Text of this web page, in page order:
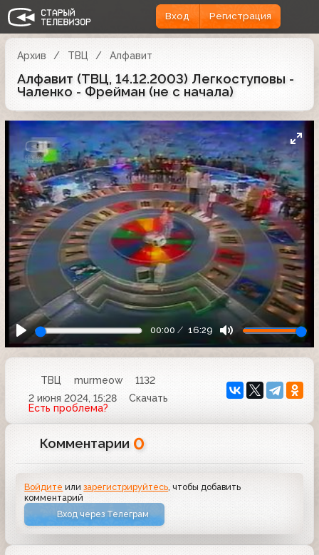
Вход Регистрация
Архив ТВЦ Алфавит
Алфавит (ТВЦ, 14.12.2003) Легкоступовы -
Чаленко - Фрейман (не с начала)
00:00 16:29
ТВЦ murmeow
1132
2 июня 2024, 15:28
Скачать
Есть проблема?
Комментарии 0
Войдите илизарегистрируйтесь , чтобы добавить
комментарий
Вход через Телеграм